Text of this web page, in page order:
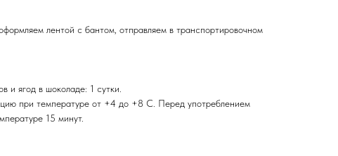
лентой с бантом, отправляем в транспортировочном
и ягод в шоколаде: 1 сутки.
при температуре от +4 до +8 С. Перед употреблением
15 минут.